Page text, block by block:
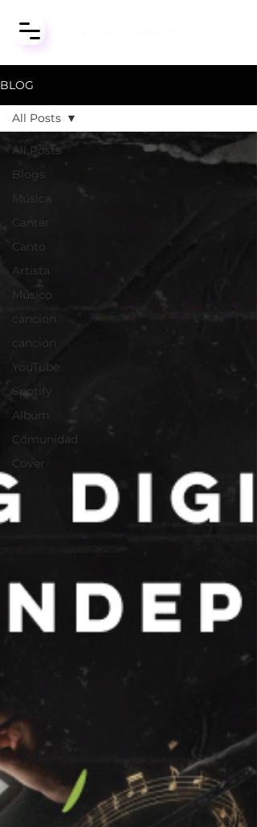
BLOG
All Posts
Blogs
Música
Cantar
Canto
Artista
Músico
cancion
canción
YouTube
Spotify
Albúm
Comunidad
Cover
All Posts